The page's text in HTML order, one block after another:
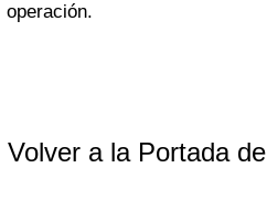
operación.
Volver a la Portada de